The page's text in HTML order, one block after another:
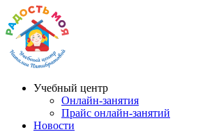
Учебный центр
Онлайн-занятия
Прайс онлайн-занятий
Новости